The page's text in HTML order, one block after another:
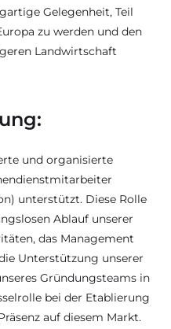
Gelegenheit, Teil
zu werden und den
Landwirtschaft
und organisierte
unterstützt. Diese Rolle
Ablauf unserer
das Management
Unterstützung unserer
Gründungsteams in
bei der Etablierung
auf diesem Markt.